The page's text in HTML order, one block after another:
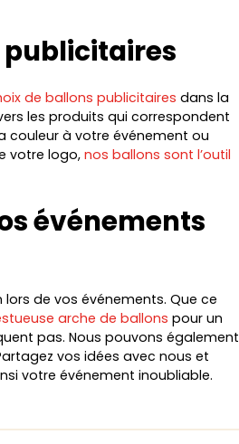
publicitaires
de ballons publicitaires dans la
les produits qui correspondent
couleur à votre événement ou
votre logo, nos ballons sont l’outil
événements
lors de vos événements. Que ce
arche de ballons pour un
pas. Nous pouvons également
vos idées avec nous et
votre événement inoubliable.